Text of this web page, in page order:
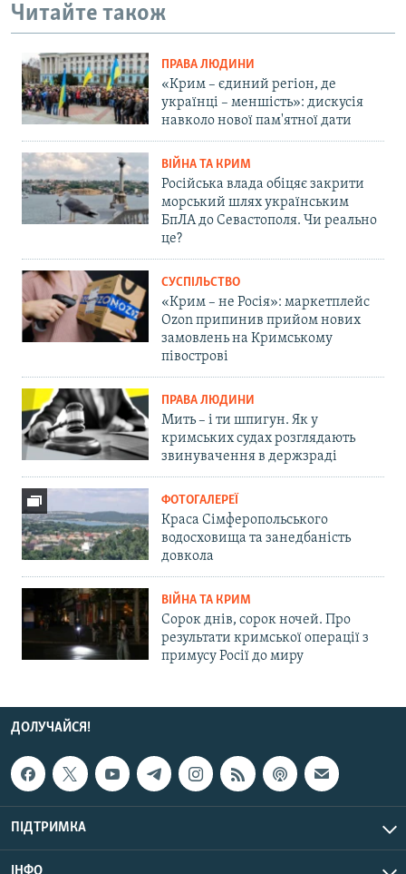
Читайте також
ПРАВА ЛЮДИНИ
«Крим – єдиний регіон, де
українці – меншість»: дискусія
навколо нової пам'ятної дати
ВІЙНА ТА КРИМ
Російська влада обіцяє закрити
морський шлях українським
БпЛА до Севастополя. Чи реально
це?
СУСПІЛЬСТВО
«Крим – не Росія»: маркетплейс
Ozon припинив прийом нових
замовлень на Кримському
півострові
ПРАВА ЛЮДИНИ
Мить – і ти шпигун. Як у
кримських судах розглядають
звинувачення в держзраді
ФОТОГАЛЕРЕЇ
Краса Сімферопольського
водосховища та занедбаність
довкола
ВІЙНА ТА КРИМ
Сорок днів, сорок ночей. Про
результати кримської операції з
примусу Росії до миру
ДОЛУЧАЙСЯ!
ПІДТРИМКА
ІНФО